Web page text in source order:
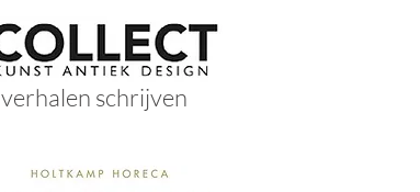
verhalen schrijven